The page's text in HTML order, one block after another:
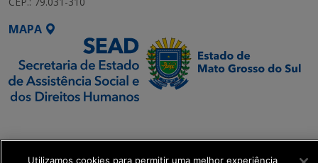
MAPA
Executiva de
Transformação Digital
Utilizamos cookies para permitir uma melhor experiência